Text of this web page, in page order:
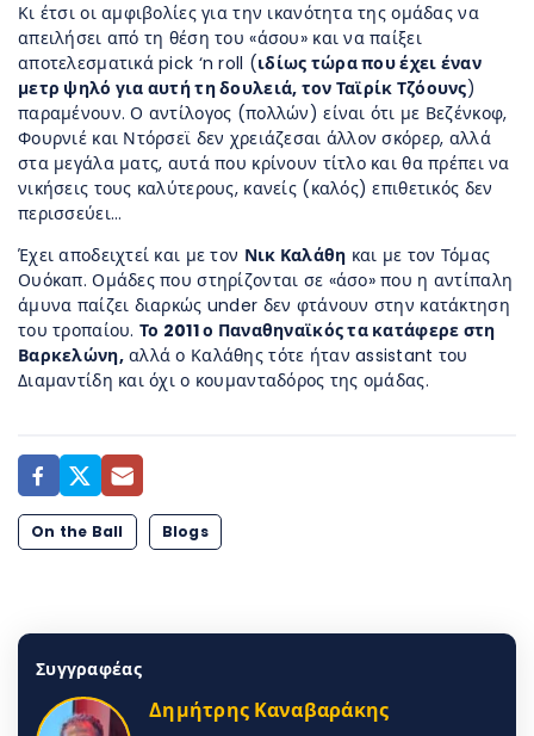
Κι έτσι οι αμφιβολίες για την ικανότητα της ομάδας να
απειλήσει από τη θέση του «άσου» και να παίξει
αποτελεσματικά pick ‘n roll (ιδίως τώρα που έχει έναν
μετρ ψηλό για αυτή τη δουλειά, τον Ταϊρίκ Τζόουνς)
παραμένουν. Ο αντίλογος (πολλών) είναι ότι με Βεζένκοφ,
Φουρνιέ και Ντόρσεϊ δεν χρειάζεσαι άλλον σκόρερ, αλλά
στα μεγάλα ματς, αυτά που κρίνουν τίτλο και θα πρέπει να
νικήσεις τους καλύτερους, κανείς (καλός) επιθετικός δεν
περισσεύει…
Έχει αποδειχτεί και με τον Νικ Καλάθη και με τον Τόμας
Ουόκαπ. Ομάδες που στηρίζονται σε «άσο» που η αντίπαλη
άμυνα παίζει διαρκώς under δεν φτάνουν στην κατάκτηση
του τροπαίου. Το 2011 ο Παναθηναϊκός τα κατάφερε στη
Βαρκελώνη,αλλά ο Καλάθης τότε ήταν assistant του
Διαμαντίδη και όχι ο κουμανταδόρος της ομάδας.
On the Ball Blogs
Συγγραφέας
Δημήτρης Καναβαράκης